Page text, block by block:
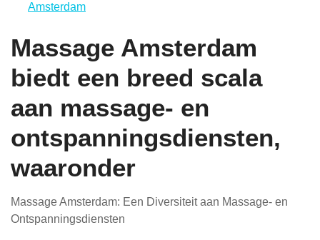
Amsterdam
Massage Amsterdam
biedt een breed scala
aan massage- en
ontspanningsdiensten,
waaronder
Massage Amsterdam: Een Diversiteit aan Massage- en
Ontspanningsdiensten